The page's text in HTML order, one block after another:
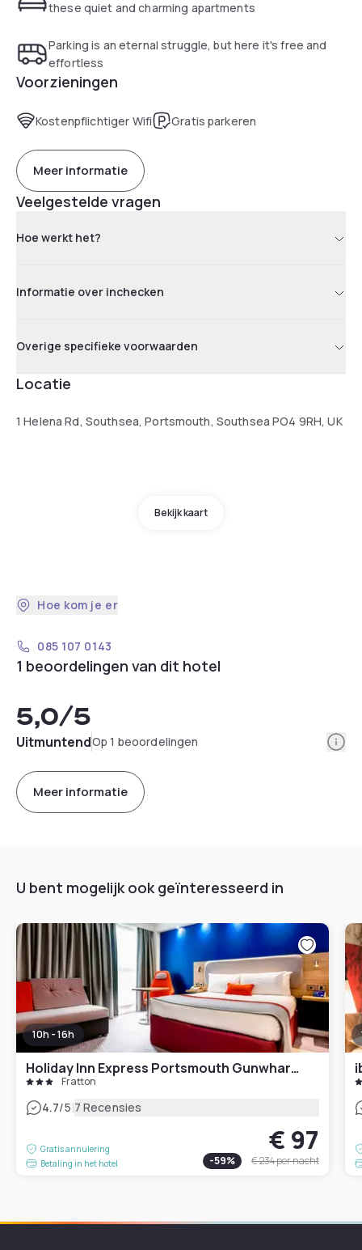
these quiet and charming apartments
Parking is an eternal struggle, but here it's free and
effortless
Voorzieningen
Kostenpflichtiger Wifi Gratis parkeren
Meer informatie
Veelgestelde vragen
Hoe werkt het?
Informatie over inchecken
Overige specifieke voorwaarden
Locatie
1 Helena Rd, Southsea, Portsmouth, Southsea PO4 9RH, UK
Bekijk kaart
Hoe kom je er
085 107 0143
1 beoordelingen van dit hotel
5,0/5
UitmuntendOp 1 beoordelingen
Meer informatie
U bent mogelijk ook geïnteresseerd in
10h - 16h
Holiday Inn Express Portsmouth Gunwharf Quays
Fratton
4.7/5|7 Recensies
Gratis annulering
Betaling in het hotel
€ 97
-59% € 234per nacht